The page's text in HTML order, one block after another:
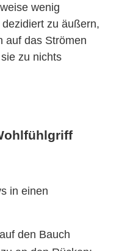
wenig
zu äußern,
auf das Strömen
zu nichts
in einen
den Bauch